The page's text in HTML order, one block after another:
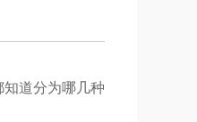
道分为哪几种